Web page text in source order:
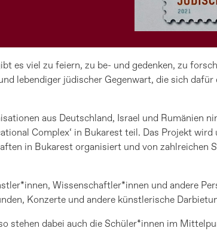
es viel zu feiern, zu be- und gedenken, zu
lebendiger jüdischer Gegenwart, die sich
aus Deutschland, Israel und Rumänien
Complex‘ in Bukarest teil. Das Projekt
in Bukarest organisiert und von zahlreichen
Wissenschaftler*innen und andere
Konzerte und andere künstlerische
stehen dabei auch die Schüler*innen im